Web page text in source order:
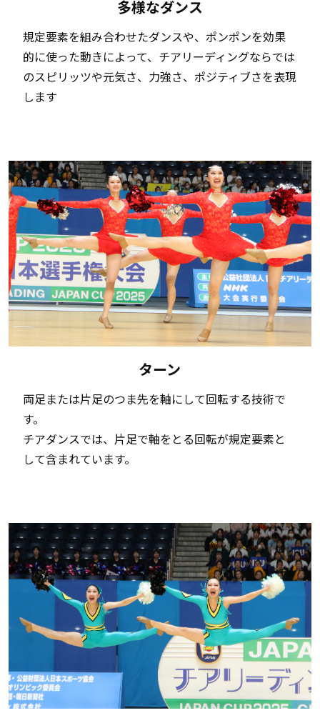
多様なダンス
規定要素を組み合わせたダンスや、ポンポンを効果
的に使った動きによって、チアリーディングならでは
のスピリッツや元気さ、力強さ、ポジティブさを表現
します
ターン
両足または片足のつま先を軸にして回転する技術で
す。
チアダンスでは、片足で軸をとる回転が規定要素と
して含まれています。